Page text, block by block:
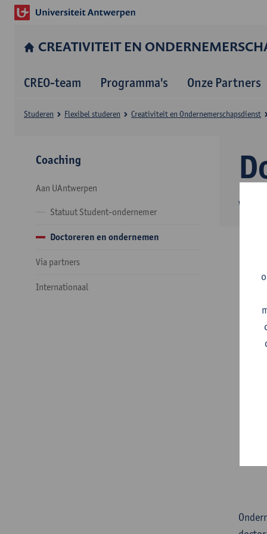
CREATIVITEIT EN
CREO-team Programma's Onze Partners
Studeren Flexibel studeren Creativiteit en Ondernemerschapsdienst
Coaching
Aan UAntwerpen
Statuut Student-ondernemer
Doctoreren en ondernemen
Via partners
Internationaal